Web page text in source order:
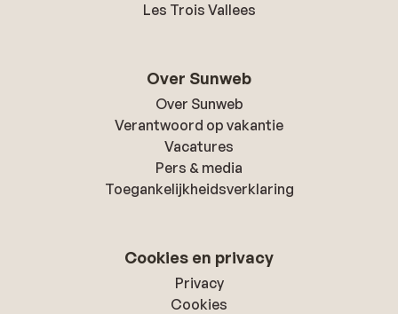
Les Trois Vallees
Over Sunweb
Over Sunweb
Verantwoord op vakantie
Vacatures
Pers & media
Toegankelijkheidsverklaring
Cookies en privacy
Privacy
Cookies